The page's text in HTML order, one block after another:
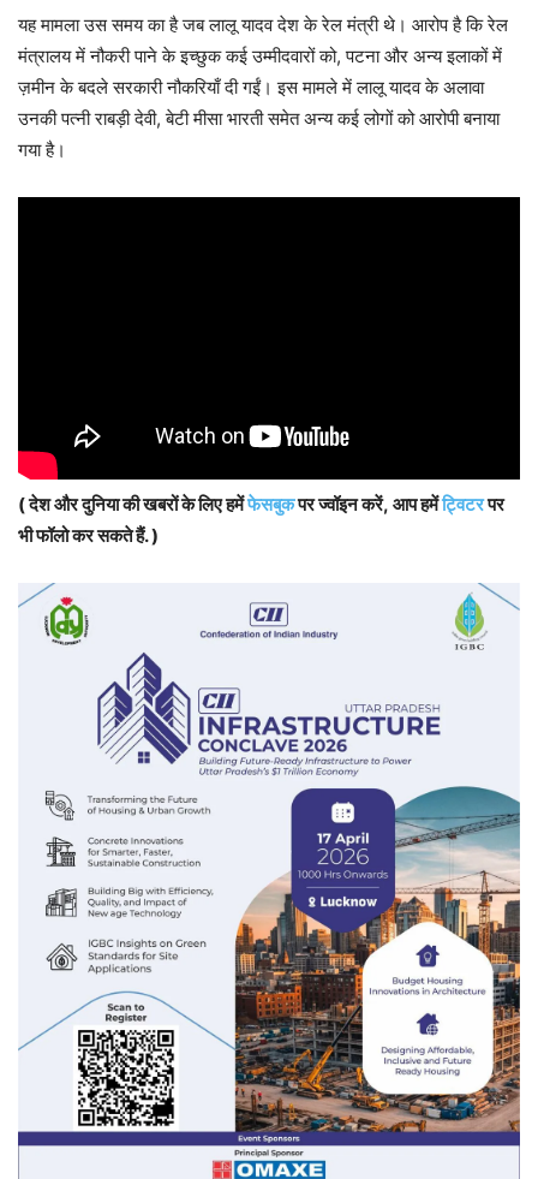
यह मामला उस समय का है जब लालू यादव देश के रेल मंत्री थे। आरोप है कि रेल
मंत्रालय में नौकरी पाने के इच्छुक कई उम्मीदवारों को, पटना और अन्य इलाकों में
ज़मीन के बदले सरकारी नौकरियाँ दी गईं। इस मामले में लालू यादव के अलावा
उनकी पत्नी राबड़ी देवी, बेटी मीसा भारती समेत अन्य कई लोगों को आरोपी बनाया
गया है।
( देश और दुनिया की खबरों के लिए हमेंफेसबुकपर ज्वॉइन करें, आप हमेंट्विटरपर
भी फॉलो कर सकते हैं. )